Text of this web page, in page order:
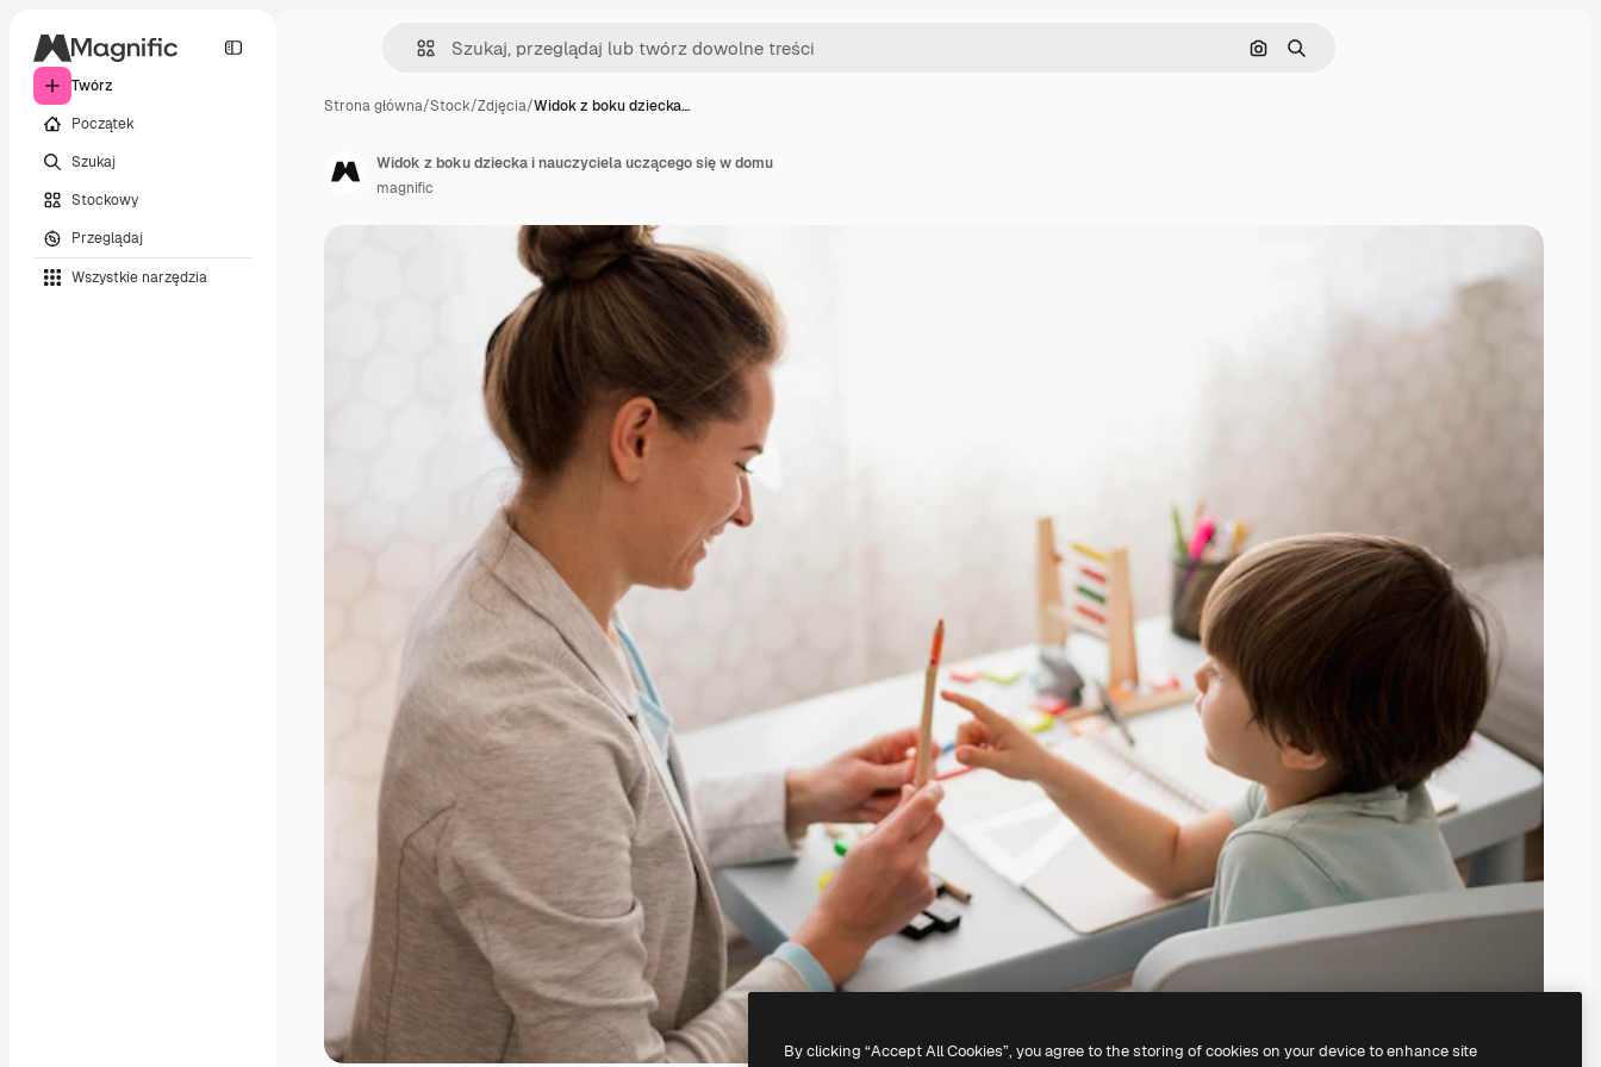
Twórz
Początek
Szukaj
Stockowy
Przeglądaj
Wszystkie narzędzia
Szukaj według obrazu
Szukaj
Strona główna/Stock/Zdjęcia/Widok z boku dziecka…
Widok z boku dziecka i nauczyciela uczącego się w domu
magnific
By clicking “Accept All Cookies”, you agree to the storing of cookies on your device to enhance site